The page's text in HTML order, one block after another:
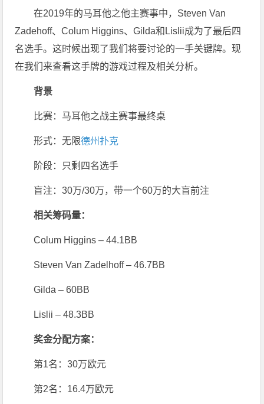
在2019年的马耳他之他主赛事中，Steven Van
Zadehoff、Colum Higgins、Gilda和Lislii成为了最后四
名选手。这时候出现了我们将要讨论的一手关键牌。现
在我们来查看这手牌的游戏过程及相关分析。
背景
比赛：马耳他之战主赛事最终桌
形式：无限德州扑克
阶段：只剩四名选手
盲注：30万/30万，带一个60万的大盲前注
相关筹码量：
Colum Higgins – 44.1BB
Steven Van Zadelhoff – 46.7BB
Gilda – 60BB
Lislii – 48.3BB
奖金分配方案：
第1名：30万欧元
第2名：16.4万欧元